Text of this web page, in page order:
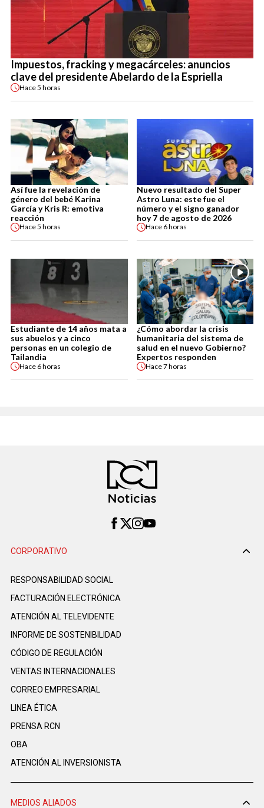
Impuestos, fracking y megacárceles: anuncios
clave del presidente Abelardo de la Espriella
Hace5 horas
Así fue la revelación de
género del bebé Karina
García y Kris R: emotiva
reacción
Hace5 horas
Nuevo resultado del Super
Astro Luna: este fue el
número y el signo ganador
hoy 7 de agosto de 2026
Hace 6 horas
Estudiante de 14 años mata a
sus abuelos y a cinco
personas en un colegio de
Tailandia
Hace 6 horas
¿Cómo abordar la crisis
humanitaria del sistema de
salud en el nuevo Gobierno?
Expertos responden
Hace7 horas
CORPORATIVO
RESPONSABILIDAD SOCIAL
FACTURACIÓN ELECTRÓNICA
ATENCIÓN AL TELEVIDENTE
INFORME DE SOSTENIBILIDAD
CÓDIGO DE REGULACIÓN
VENTAS INTERNACIONALES
CORREO EMPRESARIAL
LINEA ÉTICA
PRENSA RCN
OBA
ATENCIÓN AL INVERSIONISTA
MEDIOS ALIADOS